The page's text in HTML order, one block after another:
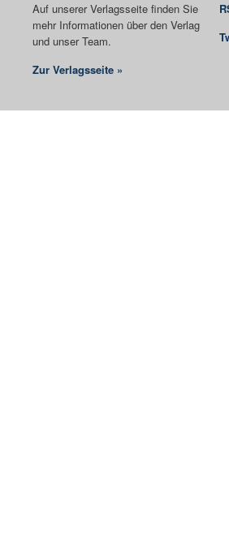
Auf unserer Verlagsseite finden Sie
mehr Informationen über den Verlag
und unser Team.
Zur Verlagsseite »